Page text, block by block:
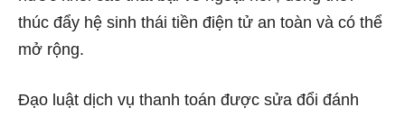
thúc đẩy hệ sinh thái tiền điện tử an toàn và có thể
mở rộng.
Đạo luật dịch vụ thanh toán được sửa đổi đánh